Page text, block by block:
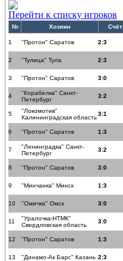
Перейти к списку игроков
№ Хозяин Счёт
1 "Протон" Саратов 2:3
2 "Тулица" Тула 2:3
3 "Протон" Саратов 3:0
4
"Корабелка" Санкт-
Петербург
3:2
5
"Локомотив"
Калининградская область
3:1
6 "Протон" Саратов 1:3
7
"Ленинградка" Санкт-
Петербург
3:2
8 "Протон" Саратов 3:0
9 "Минчанка" Минск 1:3
10 "Омичка" Омск 3:0
11
"Уралочка-НТМК"
Свердловская область
3:0
12 "Протон" Саратов 1:3
13 "Динамо-Ак Барс" Казань 2:3